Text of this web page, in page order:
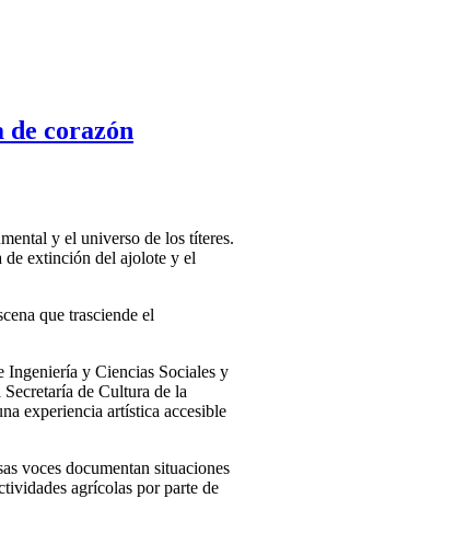
corazón
y el universo de los títeres.
de extinción del ajolote y el
que trasciende el
y Ciencias Sociales y
de Cultura de la
experiencia artística accesible
voces documentan situaciones
agrícolas por parte de